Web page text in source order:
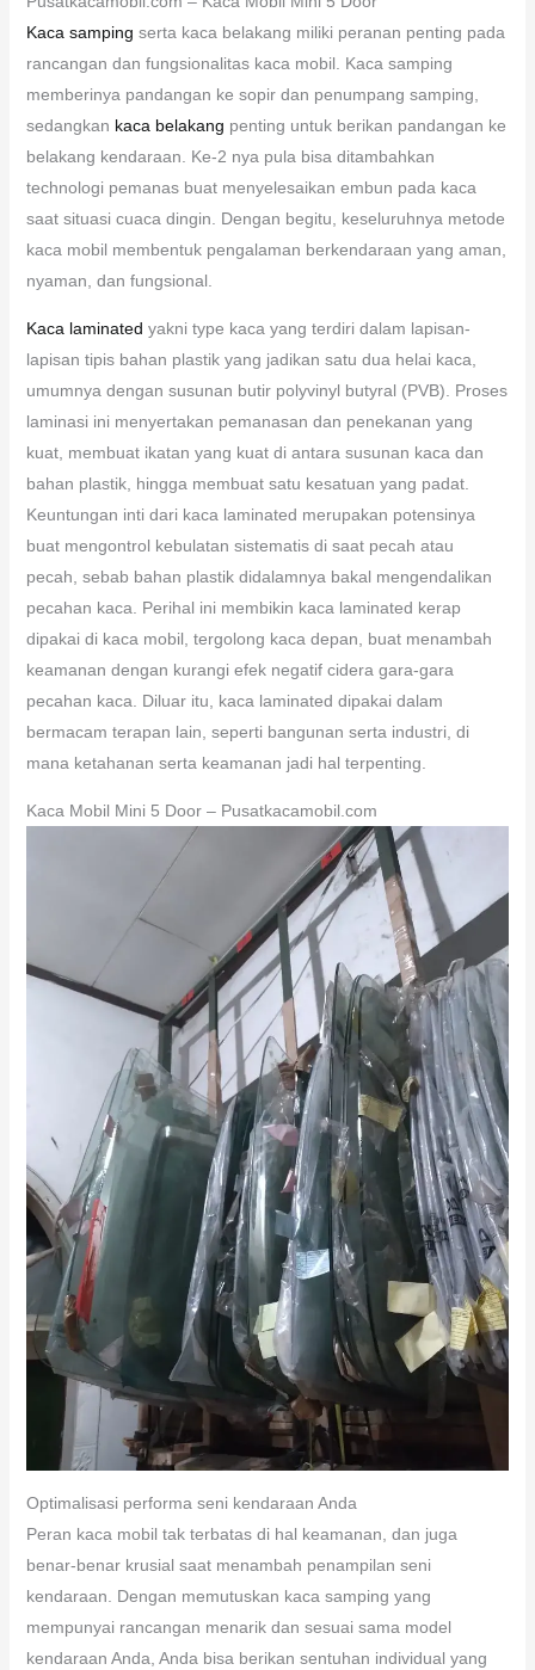
Kaca samping serta kaca belakang miliki peranan penting pada
rancangan dan fungsionalitas kaca mobil. Kaca samping
memberinya pandangan ke sopir dan penumpang samping,
sedangkan kaca belakang penting untuk berikan pandangan ke
belakang kendaraan. Ke-2 nya pula bisa ditambahkan
technologi pemanas buat menyelesaikan embun pada kaca
saat situasi cuaca dingin. Dengan begitu, keseluruhnya metode
kaca mobil membentuk pengalaman berkendaraan yang aman,
nyaman, dan fungsional.
Kaca laminated yakni type kaca yang terdiri dalam lapisan-
lapisan tipis bahan plastik yang jadikan satu dua helai kaca,
umumnya dengan susunan butir polyvinyl butyral (PVB). Proses
laminasi ini menyertakan pemanasan dan penekanan yang
kuat, membuat ikatan yang kuat di antara susunan kaca dan
bahan plastik, hingga membuat satu kesatuan yang padat.
Keuntungan inti dari kaca laminated merupakan potensinya
buat mengontrol kebulatan sistematis di saat pecah atau
pecah, sebab bahan plastik didalamnya bakal mengendalikan
pecahan kaca. Perihal ini membikin kaca laminated kerap
dipakai di kaca mobil, tergolong kaca depan, buat menambah
keamanan dengan kurangi efek negatif cidera gara-gara
pecahan kaca. Diluar itu, kaca laminated dipakai dalam
bermacam terapan lain, seperti bangunan serta industri, di
mana ketahanan serta keamanan jadi hal terpenting.
Kaca Mobil Mini 5 Door – Pusatkacamobil.com
Optimalisasi performa seni kendaraan Anda
Peran kaca mobil tak terbatas di hal keamanan, dan juga
benar-benar krusial saat menambah penampilan seni
kendaraan. Dengan memutuskan kaca samping yang
mempunyai rancangan menarik dan sesuai sama model
kendaraan Anda, Anda bisa berikan sentuhan individual yang